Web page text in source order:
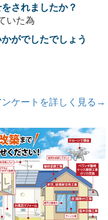
されましたか？
いた為
がでしたでしょう
ンケートを詳しく見る→